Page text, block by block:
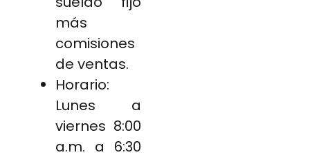
más
comisiones
de ventas.
Horario:
Lunes a
viernes 8:00
a.m. a 6:30